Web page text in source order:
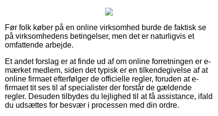
Før folk køber på en online virksomhed burde de faktisk se
på virksomhedens betingelser, men det er naturligvis et
omfattende arbejde.
Et andet forslag er at finde ud af om online forretningen er e-
mærket medlem, siden det typisk er en tilkendegivelse af at
online firmaet efterfølger de officielle regler, foruden at e-
firmaet tit ses til af specialister der forstår de gældende
regler. Desuden tilbydes du lejlighed til at få assistance, ifald
du udsættes for besvær i processen med din ordre.